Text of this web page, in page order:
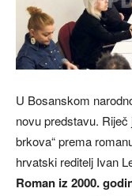
U Bosanskom
novu predstavu.
brkova“ prema
hrvatski reditelj Ivan
Roman iz 2000.